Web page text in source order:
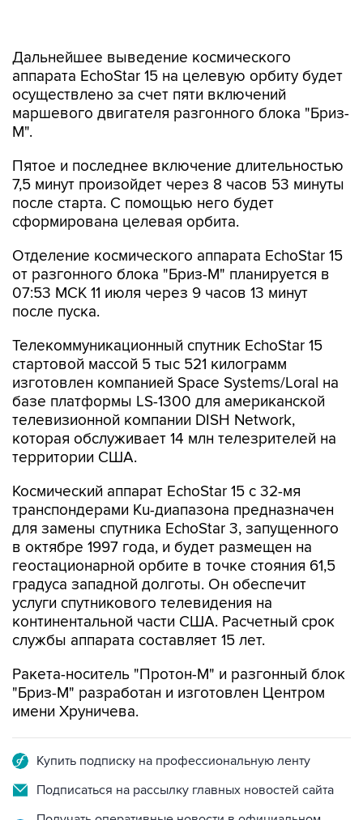
осуществлено за счет пяти включений
маршевого двигателя разгонного блока "Бриз-
М".
Пятое и последнее включение длительностью
после старта. С помощью него будет
сформирована целевая орбита.
Отделение космического аппарата EchoStar 15
07:53 МСК 11 июля через 9 часов 13 минут
после пуска.
Телекоммуникационный спутник EchoStar 15
изготовлен компанией Space Systems/Loral на
базе платформы LS-1300 для американской
телевизионной компании DISH Network,
которая обслуживает 14 млн телезрителей на
территории США.
Космический аппарат EchoStar 15 с 32-мя
для замены спутника EchoStar 3, запущенного
в октябре 1997 года, и будет размещен на
геостационарной орбите в точке стояния 61,5
градуса западной долготы. Он обеспечит
услуги спутникового телевидения на
континентальной части США. Расчетный срок
службы аппарата составляет 15 лет.
Ракета-носитель "Протон-М" и разгонный блок
имени Хруничева.
Подписаться на рассылку главных новостей сайта
Получать оперативные новости в официальном